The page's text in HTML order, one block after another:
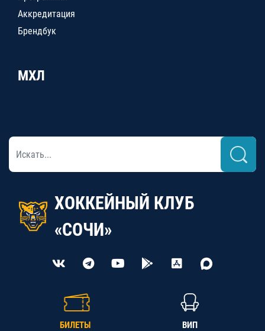
Аккредитация
Брендбук
МХЛ
ХОККЕЙНЫЙ КЛУБ
«СОЧИ»
БИЛЕТЫ ВИП